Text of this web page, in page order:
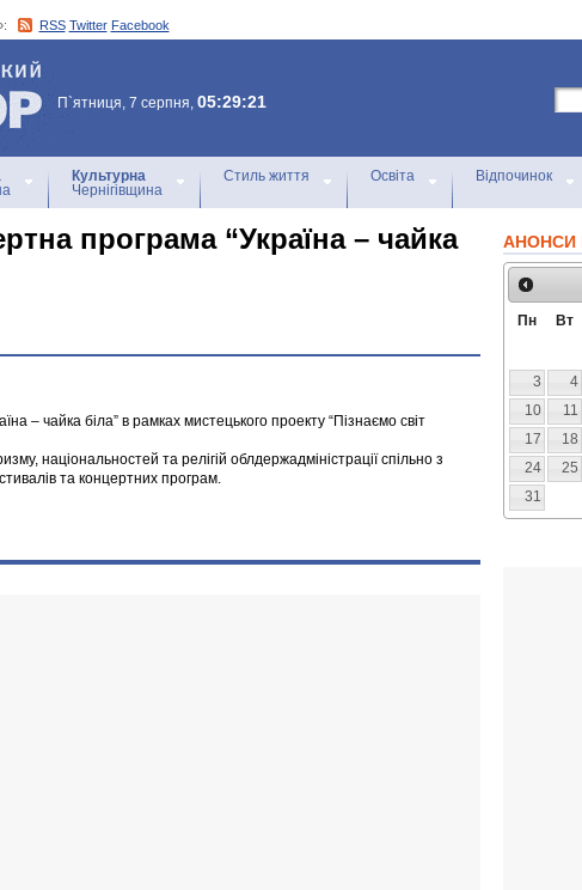
RSS Twitter Facebook
П`ятниця, 7 серпня, 05:29:21
Культурна
Чернігівщина
Стиль життя Освіта Відпочинок
програма “Україна – чайка
– чайка біла” в рамках мистецького проекту “Пізнаємо світ
національностей та релігій облдержадміністрації спільно з
та концертних програм.
АНОНСИ
Пн Вт
3
4
10
11
17
18
24
25
31